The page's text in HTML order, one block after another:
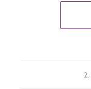
2.